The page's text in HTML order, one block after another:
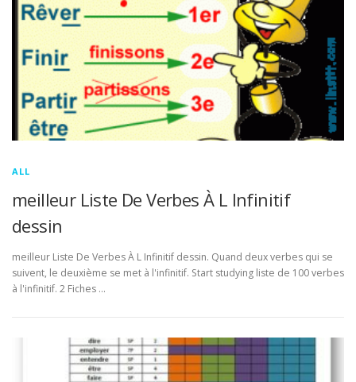
ALL
meilleur Liste De Verbes À L Infinitif
dessin
meilleur Liste De Verbes À L Infinitif dessin. Quand deux verbes qui se
suivent, le deuxième se met à l'infinitif. Start studying liste de 100 verbes
à l'infinitif. 2 Fiches …